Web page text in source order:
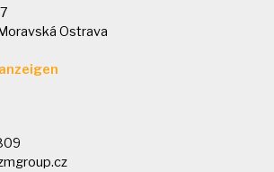
Ostrava